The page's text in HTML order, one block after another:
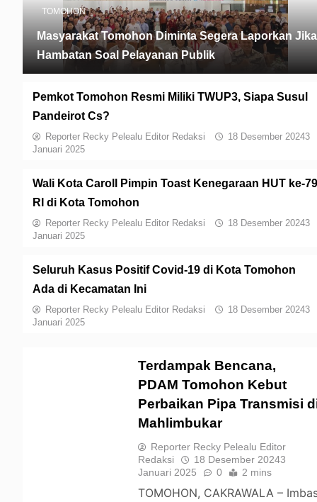
TOMOHON
Masyarakat Tomohon Diminta Segera Laporkan
Hambatan Soal Pelayanan Publik
Pemkot Tomohon Resmi Miliki TWUP3, Siapa Susul
Pandeirot Cs?
Reporter Recky Pelealu Editor Redaksi 18 Desember 20243
Januari 2025
Wali Kota Caroll Pimpin Toast Kenegaraan HUT ke-79
RI di Kota Tomohon
Reporter Recky Pelealu Editor Redaksi 18 Desember 20243
Januari 2025
Seluruh Kasus Positif Covid-19 di Kota Tomohon
Ada di Kecamatan Ini
Reporter Recky Pelealu Editor Redaksi 18 Desember 20243
Januari 2025
Terdampak Bencana,
PDAM Tomohon Kebut
Perbaikan Pipa Transmisi
Mahlimbukar
Reporter Recky Pelealu Editor
Redaksi
18 Desember 20243
Januari 2025
0 2 mins
TOMOHON, CAKRAWALA –